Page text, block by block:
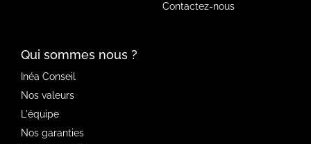
Contactez-nous
Qui sommes nous ?
Inéa Conseil
Nos valeurs
L'équipe
Nos garanties